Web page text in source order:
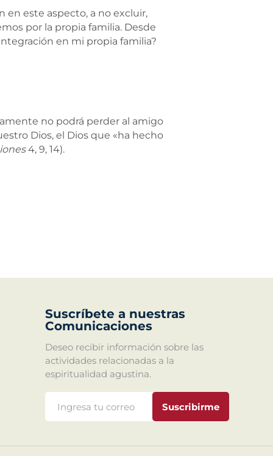
en este aspecto, a no excluir,
por la propia familia. Desde
en mi propia familia?
no podrá perder al amigo
Dios, el Dios que «ha hecho
4, 9, 14).
Suscríbete a nuestras
Comunicaciones
Deseo recibir información sobre las
actividades relacionadas a la
espiritualidad agustina.
Suscribirme